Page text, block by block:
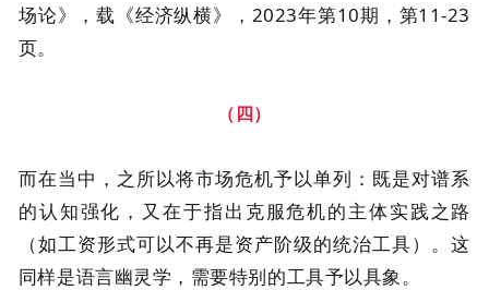
场论》，载《经济纵横》，2023年第10期，第11-23
页。
（四）
而在当中，之所以将市场危机予以单列：既是对谱系
的认知强化，又在于指出克服危机的主体实践之路
（如工资形式可以不再是资产阶级的统治工具）。这
同样是语言幽灵学，需要特别的工具予以具象。